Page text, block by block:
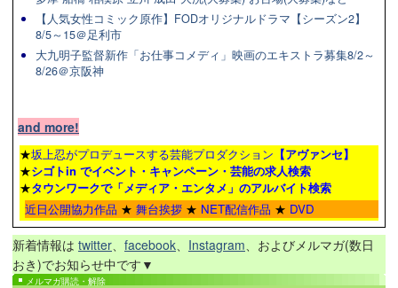
【人気女性コミック原作】FODオリジナルドラマ【シーズン2】
8/5～15＠足利市
大九明子監督新作「お仕事コメディ」映画のエキストラ募集8/2～
8/26＠京阪神
and more!
★坂上忍がプロデュースする芸能プロダクション 【アヴァンセ】
★シゴトin でイベント・キャンペーン・芸能の求人検索
★タウンワークで「メディア・エンタメ」のアルバイト検索
近日公開協力作品 ★ 舞台挨拶 ★ NET配信作品 ★ DVD
新着情報は twitter facebook Instagram 、およびメルマガ(数日
おき)でお知らせ中です▼
メルマガ購読・解除